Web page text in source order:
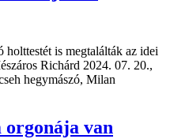
holttestét is megtalálták az idei
Richárd 2024. 07. 20.,
hegymászó, Milan
van